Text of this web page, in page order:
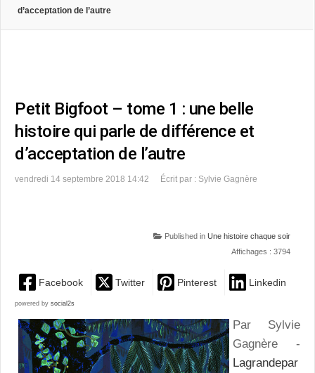
d’acceptation de l’autre
Petit Bigfoot – tome 1 : une belle
histoire qui parle de différence et
d’acceptation de l’autre
vendredi 14 septembre 2018 14:42 Écrit par : Sylvie Gagnère
Published in Une histoire chaque soir
Affichages : 3794
Facebook Twitter Pinterest Linkedin
powered by social2s
Par Sylvie
Gagnère -
Lagrandepar